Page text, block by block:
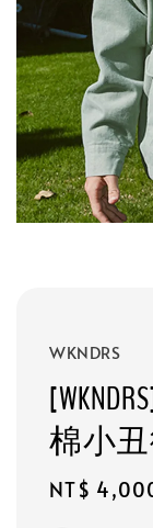
WKNDRS
棉小
Sale
NT$